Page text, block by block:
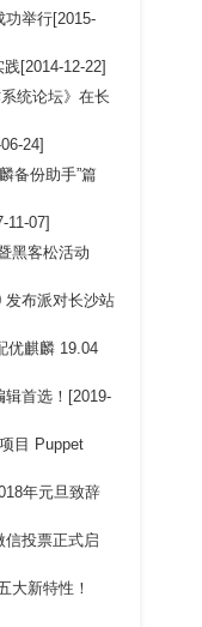
功举行[2015-
[2014-12-22]
统论坛》在长
24]
备份助手”篇
07]
黑客松活动
布派对长沙站
优麒麟 19.04
辑首选！[2019-
目 Puppet
年元旦致辞
信投票正式启
大新特性！